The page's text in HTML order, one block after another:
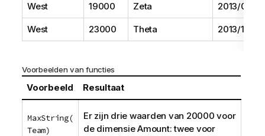
West 19000 Zeta 2013/06/01
West 23000 Theta 2013/12/01
Voorbeelden van functies
Voorbeeld Resultaat
MaxString(
Team)
Er zijn drie waarden van 20000 voor
de dimensieAmount: twee voor